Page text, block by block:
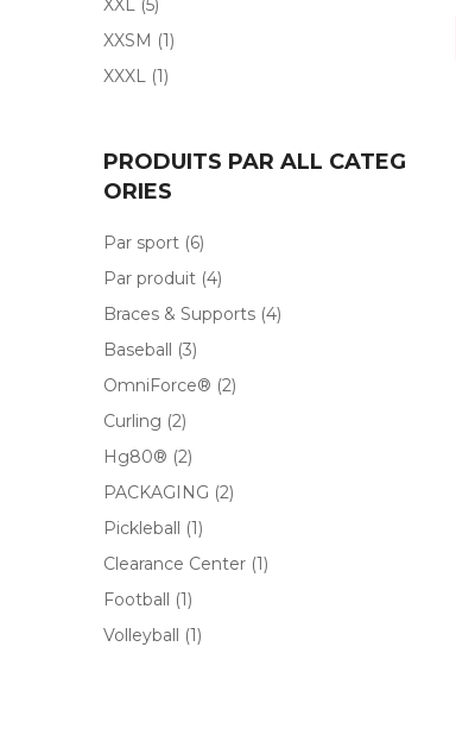
XXL (5)
XXSM (1)
XXXL (1)
PRODUITS PAR ALL CATEG
ORIES
Par sport (6)
Par produit (4)
Braces & Supports (4)
Baseball (3)
OmniForce® (2)
Curling (2)
Hg80® (2)
PACKAGING (2)
Pickleball (1)
Clearance Center (1)
Football (1)
Volleyball (1)